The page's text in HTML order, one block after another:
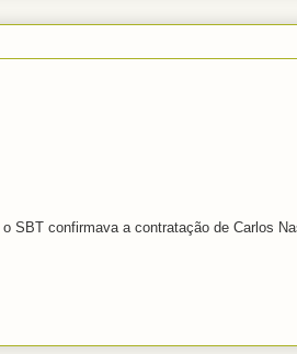
SBT confirmava a contratação de Carlos